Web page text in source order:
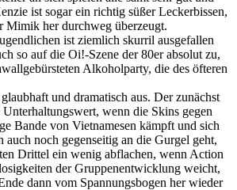
ist sogar ein richtig süßer Leckerbissen,
Mimik her durchweg überzeugt.
ist ziemlich skurril ausgefallen
so auf die Oi!-Szene der 80er absolut zu,
Alkoholparty, die des öfteren
und dramatisch aus. Der zunächst
Unterhaltungswert, wenn die Skins gegen
Bande von Vietnamesen kämpft und sich
auch noch gegenseitig an die Gurgel geht,
Drittel ein wenig abflachen, wenn Action
der Gruppenentwicklung weicht,
dann vom Spannungsbogen her wieder